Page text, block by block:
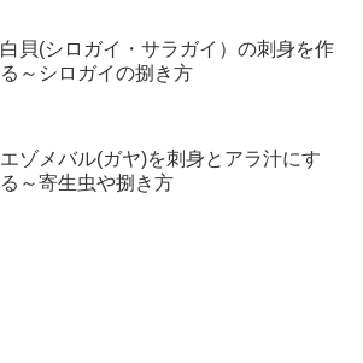
白貝(シロガイ・サラガイ）の刺身を作
る～シロガイの捌き方
エゾメバル(ガヤ)を刺身とアラ汁にす
る～寄生虫や捌き方